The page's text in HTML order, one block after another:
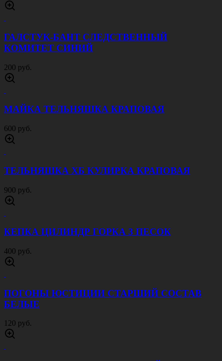
ГАЛСТУК-БАНТ СЛЕДСТВЕННЫЙ
КОМИТЕТ СИНИЙ
200 руб.
МАЙКА ТЕЛЬНЯШКА КРАПОВАЯ
600 руб.
ТЕЛЬНЯШКА ХБ КУЛИРКА КРАПОВАЯ
900 руб.
КЕПКА ЦИЛИНДР ГОРКА 3 ПЕСОК
400 руб.
ПОГОНЫ ЮСТИЦИИ СТАРШИЙ СОСТАВ
БЕЛЫЕ
120 руб.